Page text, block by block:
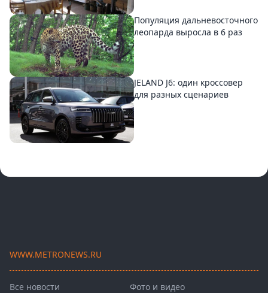
Популяция дальневосточного
леопарда выросла в 6 раз
JELAND J6: один кроссовер
для разных сценариев
WWW.METRONEWS.RU
Все новости
Фото и видео